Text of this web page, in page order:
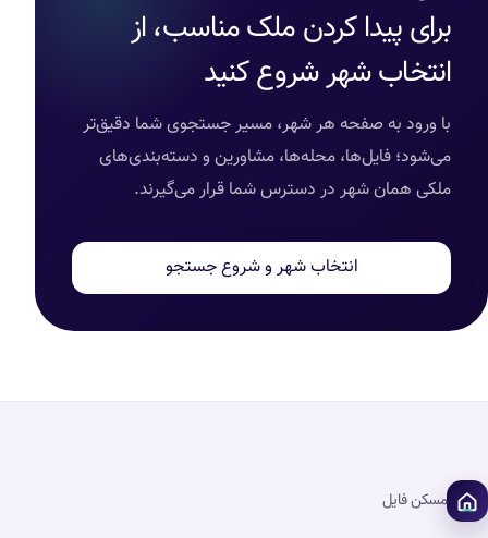
برای پیدا کردن ملک مناسب، از
انتخاب شهر شروع کنید
با ورود به صفحه هر شهر، مسیر جستجوی شما دقیق‌تر
می‌شود؛ فایل‌ها، محله‌ها، مشاورین و دسته‌بندی‌های
ملکی همان شهر در دسترس شما قرار می‌گیرند.
انتخاب شهر و شروع جستجو
مسکن فایل